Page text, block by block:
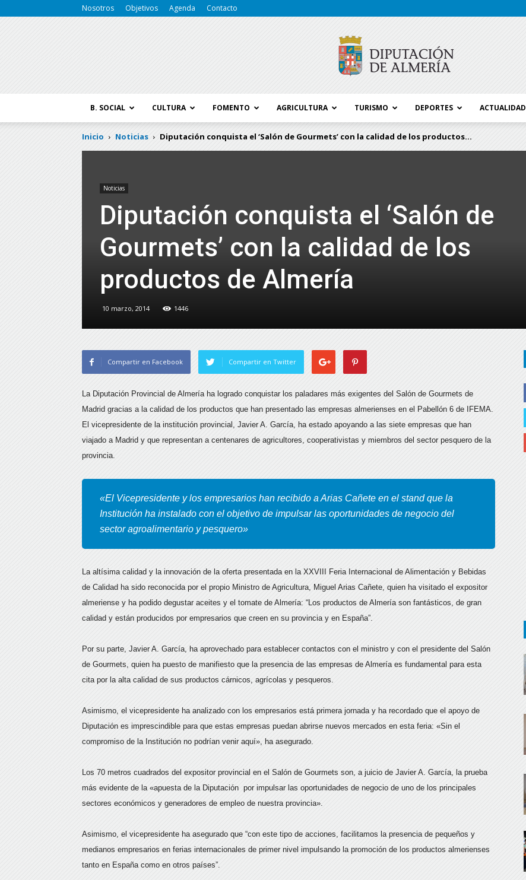
Nosotros Objetivos Agenda Contacto
B. SOCIAL CULTURA FOMENTO AGRICULTURA TURISMO DEPORTES ACTUALIDAD
Inicio Noticias Diputación conquista el ‘Salón de Gourmets’ con la calidad de los productos...
Noticias
Diputación conquista el ‘Salón de
Gourmets’ con la calidad de los
productos de Almería
10 marzo, 2014 1446
Compartir en Facebook Compartir en Twitter
La Diputación Provincial de Almería ha logrado conquistar los paladares más exigentes del Salón de Gourmets de
Madrid gracias a la calidad de los productos que han presentado las empresas almerienses en el Pabellón 6 de IFEMA.
El vicepresidente de la institución provincial, Javier A. García, ha estado apoyando a las siete empresas que han
viajado a Madrid y que representan a centenares de agricultores, cooperativistas y miembros del sector pesquero de la
provincia.
«El Vicepresidente y los empresarios han recibido a Arias Cañete en el stand que la
Institución ha instalado con el objetivo de impulsar las oportunidades de negocio del
sector agroalimentario y pesquero»
La altísima calidad y la innovación de la oferta presentada en la XXVIII Feria Internacional de Alimentación y Bebidas
de Calidad ha sido reconocida por el propio Ministro de Agricultura, Miguel Arias Cañete, quien ha visitado el expositor
almeriense y ha podido degustar aceites y el tomate de Almería: “Los productos de Almería son fantásticos, de gran
calidad y están producidos por empresarios que creen en su provincia y en España”.
Por su parte, Javier A. García, ha aprovechado para establecer contactos con el ministro y con el presidente del Salón
de Gourmets, quien ha puesto de manifiesto que la presencia de las empresas de Almería es fundamental para esta
cita por la alta calidad de sus productos cárnicos, agrícolas y pesqueros.
Asimismo, el vicepresidente ha analizado con los empresarios está primera jornada y ha recordado que el apoyo de
Diputación es imprescindible para que estas empresas puedan abrirse nuevos mercados en esta feria: «Sin el
compromiso de la Institución no podrían venir aquí», ha asegurado.
Los 70 metros cuadrados del expositor provincial en el Salón de Gourmets son, a juicio de Javier A. García, la prueba
más evidente de la «apuesta de la Diputación por impulsar las oportunidades de negocio de uno de los principales
sectores económicos y generadores de empleo de nuestra provincia».
Asimismo, el vicepresidente ha asegurado que “con este tipo de acciones, facilitamos la presencia de pequeños y
medianos empresarios en ferias internacionales de primer nivel impulsando la promoción de los productos almerienses
tanto en España como en otros países”.